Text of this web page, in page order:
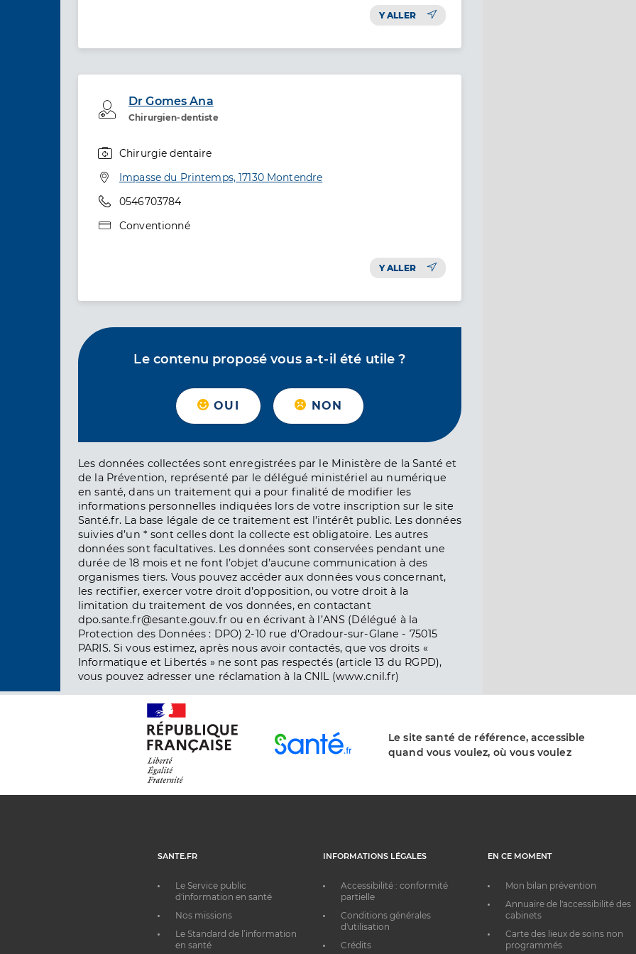
Y ALLER
Dr Gomes Ana
Chirurgien-dentiste
Professionel de santé
Chirurgie dentaire
Adresse
Impasse du Printemps, 17130 Montendre
Téléphone
0546703784
Type de convention
Conventionné
Y ALLER
Le contenu proposé vous a-t-il été utile ?
OUI NON
Les données collectées sont enregistrées par le Ministère de la Santé et
de la Prévention, représenté par le délégué ministériel au numérique
en santé, dans un traitement qui a pour finalité de modifier les
informations personnelles indiquées lors de votre inscription sur le site
Santé.fr. La base légale de ce traitement est l’intérêt public. Les données
suivies d’un * sont celles dont la collecte est obligatoire. Les autres
données sont facultatives. Les données sont conservées pendant une
durée de 18 mois et ne font l’objet d’aucune communication à des
organismes tiers. Vous pouvez accéder aux données vous concernant,
les rectifier, exercer votre droit d’opposition, ou votre droit à la
limitation du traitement de vos données, en contactant
dpo.sante.fr@esante.gouv.fr ou en écrivant à l’ANS (Délégué à la
Protection des Données : DPO) 2-10 rue d'Oradour-sur-Glane - 75015
PARIS. Si vous estimez, après nous avoir contactés, que vos droits «
Informatique et Libertés » ne sont pas respectés (article 13 du RGPD),
vous pouvez adresser une réclamation à la CNIL (www.cnil.fr)
Le site santé de référence, accessible
quand vous voulez, où vous voulez
SANTE.FR
Le Service public
d'information en santé
Nos missions
Le Standard de l’information
en santé
INFORMATIONS LÉGALES
Accessibilité : conformité
partielle
Conditions générales
d'utilisation
Crédits
EN CE MOMENT
Mon bilan prévention
Annuaire de l'accessibilité des
cabinets
Carte des lieux de soins non
programmés